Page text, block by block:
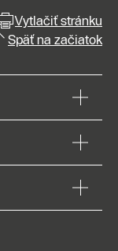
Vytlačiť stránku
Späť na začiatok